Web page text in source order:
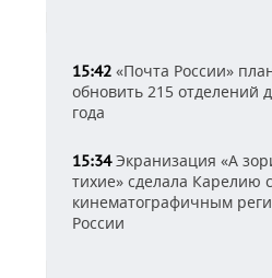
15:42 «Почта России»
обновить 215 отделений
года
15:34Экранизация «А
тихие» сделала Карелию
кинематографичным
России